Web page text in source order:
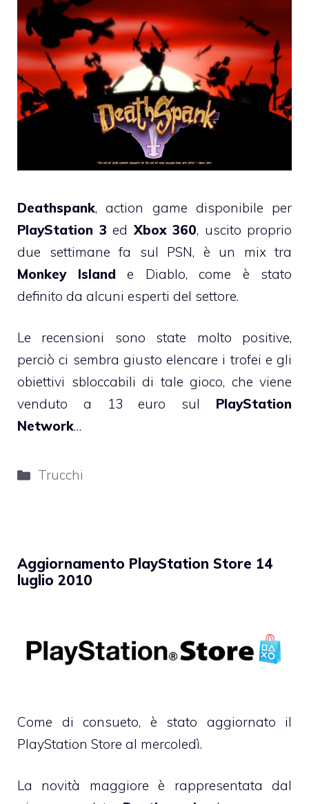
Deathspank, action game disponibile per
PlayStation 3 ed Xbox 360, uscito proprio
due settimane fa sul PSN, è un mix tra
Monkey Island e Diablo, come è stato
definito da alcuni esperti del settore.
Le recensioni sono state molto positive,
perciò ci sembra giusto elencare i trofei e gli
obiettivi sbloccabili di tale gioco, che viene
venduto a 13 euro sul PlayStation
Network…
Categorie
Trucchi
Aggiornamento PlayStation Store 14
luglio 2010
Come di consueto, è stato aggiornato il
PlayStation Store al mercoledì.
La novità maggiore è rappresentata dal